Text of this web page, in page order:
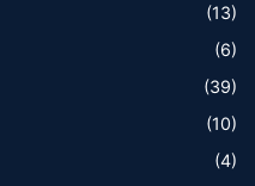
(13)
(6)
(39)
(10)
(4)